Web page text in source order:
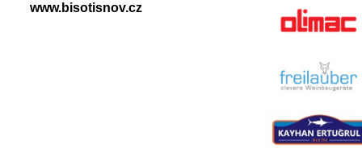
www.bisotisnov.cz